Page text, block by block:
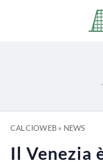
CALCIOWEB» NEWS
Il Venezia